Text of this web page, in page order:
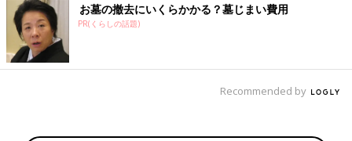
お墓の撤去にいくらかかる？墓じまい費用
PR(くらしの話題)
Recommended by